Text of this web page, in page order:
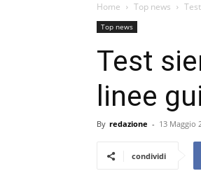
Home Top news
Top news
Test
linee
By redazione - 13 Maggio
condividi